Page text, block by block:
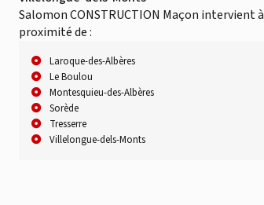
Salomon CONSTRUCTION Maçon intervient à
proximité de :
Laroque-des-Albères
Le Boulou
Montesquieu-des-Albères
Sorède
Tresserre
Villelongue-dels-Monts